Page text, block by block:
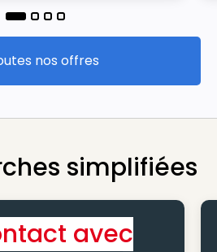
Toutes nos offres
nos offres
simplifiées
avec